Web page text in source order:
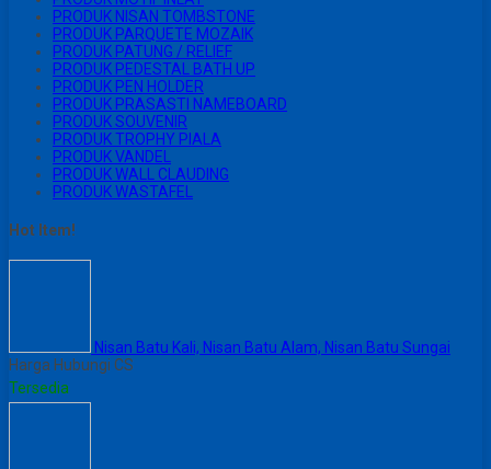
PRODUK NISAN TOMBSTONE
PRODUK PARQUETE MOZAIK
PRODUK PATUNG / RELIEF
PRODUK PEDESTAL BATH UP
PRODUK PEN HOLDER
PRODUK PRASASTI NAMEBOARD
PRODUK SOUVENIR
PRODUK TROPHY PIALA
PRODUK VANDEL
PRODUK WALL CLAUDING
PRODUK WASTAFEL
Hot Item!
Nisan Batu Kali, Nisan Batu Alam, Nisan Batu Sungai
Harga Hubungi CS
Tersedia